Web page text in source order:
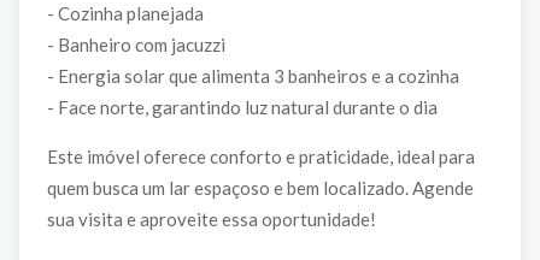
- Cozinha planejada
- Banheiro com jacuzzi
- Energia solar que alimenta 3 banheiros e a cozinha
- Face norte, garantindo luz natural durante o dia
Este imóvel oferece conforto e praticidade, ideal para
quem busca um lar espaçoso e bem localizado. Agende
sua visita e aproveite essa oportunidade!